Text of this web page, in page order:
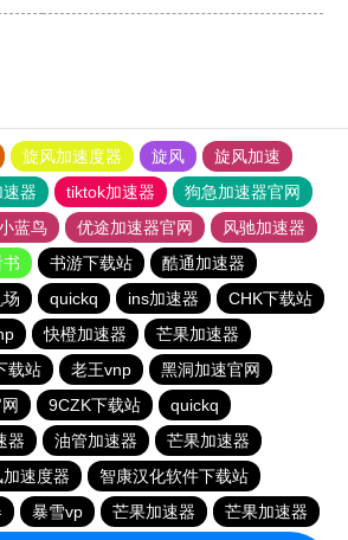
旋风加速度器 旋风
旋风加速
器 tiktok加速器
狗急加速器官网
蓝鸟 优途加速器官网
风驰加速器
书 书游下载站
酷通加速器
quickq ins加速器
CHK下载站
快橙加速器
芒果加速器
载站 老王vnp
黑洞加速官网
9CZK下载站
quickq
器 油管加速器
芒果加速器
速度器
智康汉化软件下载站
暴雪vp 芒果加速器
芒果加速器